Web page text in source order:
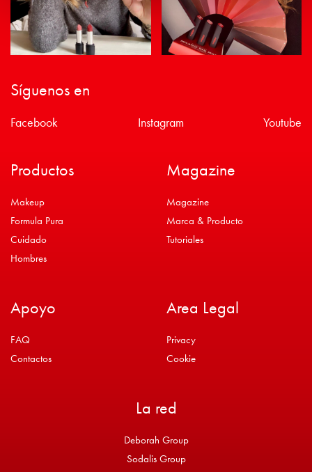
Síguenos en
Facebook Instagram Youtube
Productos
Makeup
Formula Pura
Cuidado
Hombres
Magazine
Magazine
Marca & Producto
Tutoriales
Apoyo
FAQ
Contactos
Area Legal
Privacy
Cookie
La red
Deborah Group
Sodalis Group